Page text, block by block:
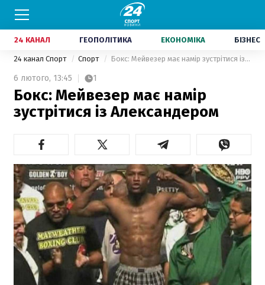
24 КАНАЛ ГЕОПОЛІТИКА ЕКОНОМІКА БІЗНЕС
24 канал Спорт Спорт Бокс: Мейвезер має намір зустрітися із Александером
6 лютого, 13:45 1
Бокс: Мейвезер має намір
зустрітися із Александером